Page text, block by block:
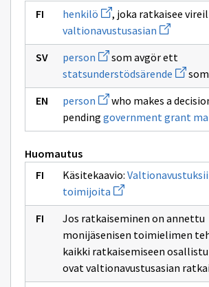
henkilö Avaa
uuden
ikkunan
sivulle
henkilö
, joka ratkaisee
valtionavustusasian Avaa
uuden
ikkunan
sivulle
person Avaa
uuden
ikkunan
sivulle
person
som avgör ett
statsunderstödsärende Avaa
uuden
ikkunan
sivulle
person Avaa
uuden
ikkunan
sivulle
who makes a
pending government grant
Huomautus
Käsitekaavio:
toimijoita Avaa
uuden
ikkunan
sivulle
Valtionavustuksiin
liittyviä
toimijoita
Jos ratkaiseminen on annettu
monijäsenisen toimielimen
kaikki ratkaisemiseen
ovat valtionavustusasian